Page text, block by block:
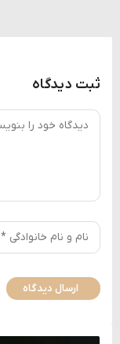
ثبت دیدگاه